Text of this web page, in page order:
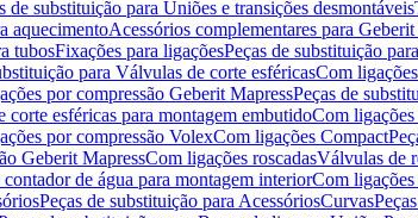
de substituição para Uniões e transições desmontáveis
aquecimentoAcessórios complementares para
tubosFixações para ligaçõesPeças de substituição
para Válvulas de corte esféricasCom
por compressão Geberit MapressPeças de
corte esféricas para montagem embutidoCom
por compressão VolexCom ligações Compact
Geberit MapressCom ligações roscadasVálvulas de
de água para montagem interiorCom ligações
Peças de substituição para AcessóriosCurvas